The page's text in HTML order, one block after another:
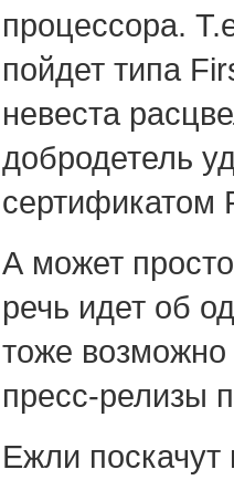
процессора.
пойдет типа
невеста
добродетель
сертификатом
А может
речь идет об
тоже
пресс-релизы
Ежли поскачут